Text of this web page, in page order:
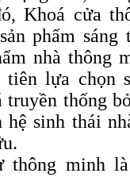
Khoá cửa
phẩm
nhà thông
lựa chọn
truyền thống
hệ sinh thái
thông minh